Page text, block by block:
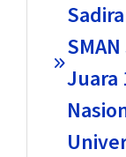
Juara